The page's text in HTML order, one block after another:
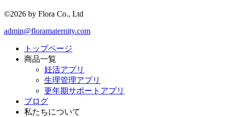
©2026 by Flora Co., Ltd
admin@floramaternity.com
トップページ
商品一覧
妊活アプリ
生理管理アプリ
更年期サポートアプリ
ブログ
私たちについて